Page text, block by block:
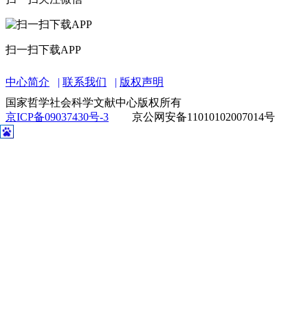
扫一扫下载APP
中心简介 联系我们
版权声明
国家哲学社会科学文献中心版权所有
京ICP备09037430号-3
京公网安备11010102007014号